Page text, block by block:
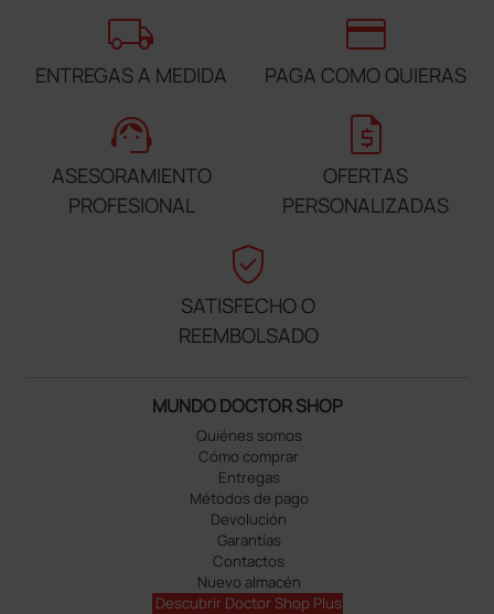
local_shipping
ENTREGAS A MEDIDA
credit_card
PAGA COMO QUIERAS
support_agent
ASESORAMIENTO
PROFESIONAL
request_quote
OFERTAS
PERSONALIZADAS
verified_user
SATISFECHO O
REEMBOLSADO
MUNDO DOCTOR SHOP
Quiénes somos
Cómo comprar
Entregas
Métodos de pago
Devolución
Garantías
Contactos
Nuevo almacén
Descubrir Doctor Shop Plus